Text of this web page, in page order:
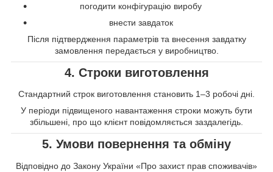
погодити конфігурацію виробу
внести завдаток
Після підтвердження параметрів та внесення завдатку
замовлення передається у виробництво.
4. Строки виготовлення
Стандартний строк виготовлення становить 1–3 робочі дні.
У періоди підвищеного навантаження строки можуть бути
збільшені, про що клієнт повідомляється заздалегідь.
5. Умови повернення та обміну
Відповідно до Закону України «Про захист прав споживачів»